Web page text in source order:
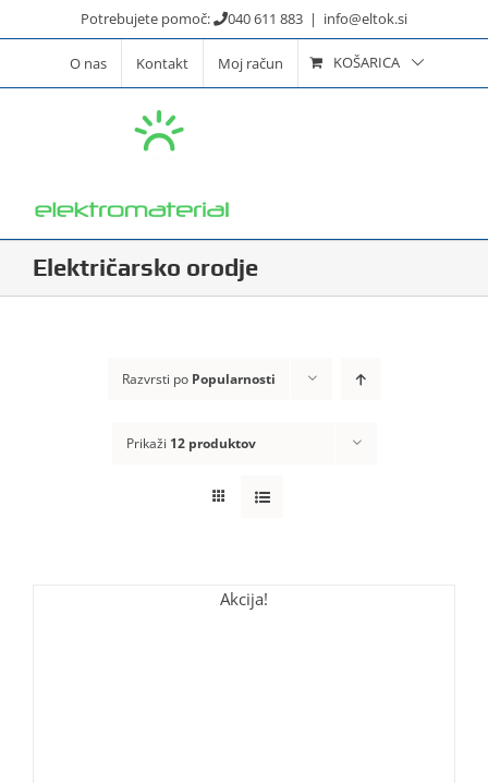
to
Potrebujete pomoč: 040 611 883 | info@eltok.si
O nas Kontakt Moj račun KOŠARICA
Električarsko orodje
Razvrsti po Popularnosti
Prikaži 12 produktov
Akcija!